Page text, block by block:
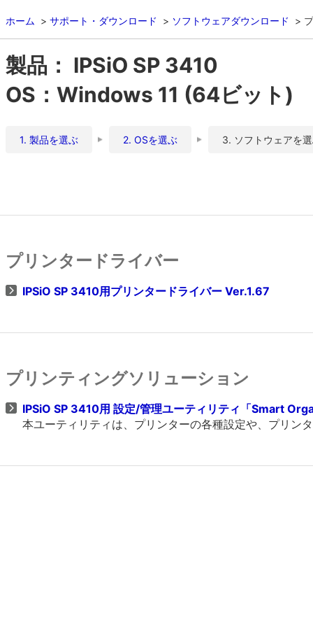
ホーム サポート・ダウンロード ソフトウェアダウンロード
製品： IPSiO SP 3410
OS：Windows 11 (64ビット)
1. 製品を選ぶ 2. OSを選ぶ 3. ソフトウェアを
プリンタードライバー
IPSiO SP 3410用プリンタードライバー Ver.1.67
プリンティングソリューション
IPSiO SP 3410用 設定/管理ユーティリティ「Smart
本ユーティリティは、プリンターの各種設定や、プリン